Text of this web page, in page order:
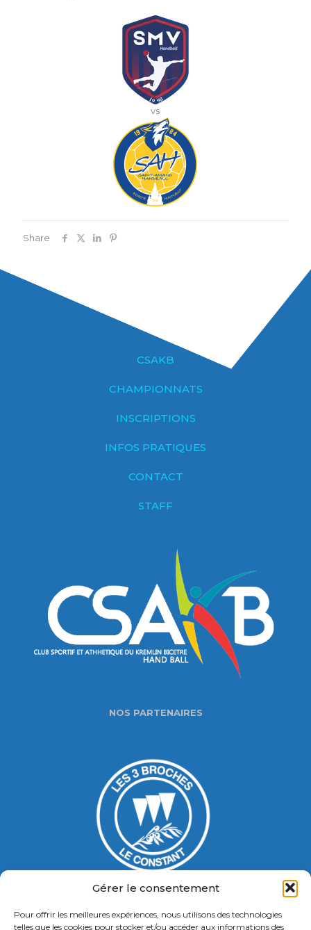
Gérer le consentement
Pour offrir les meilleures expériences, nous utilisons des technologies
telles que les cookies pour stocker et/ou accéder aux informations des
vs
Share
CSAKB
CHAMPIONNATS
INSCRIPTIONS
INFOS PRATIQUES
CONTACT
STAFF
NOS PARTENAIRES
Gymnase Jacques Ducasse